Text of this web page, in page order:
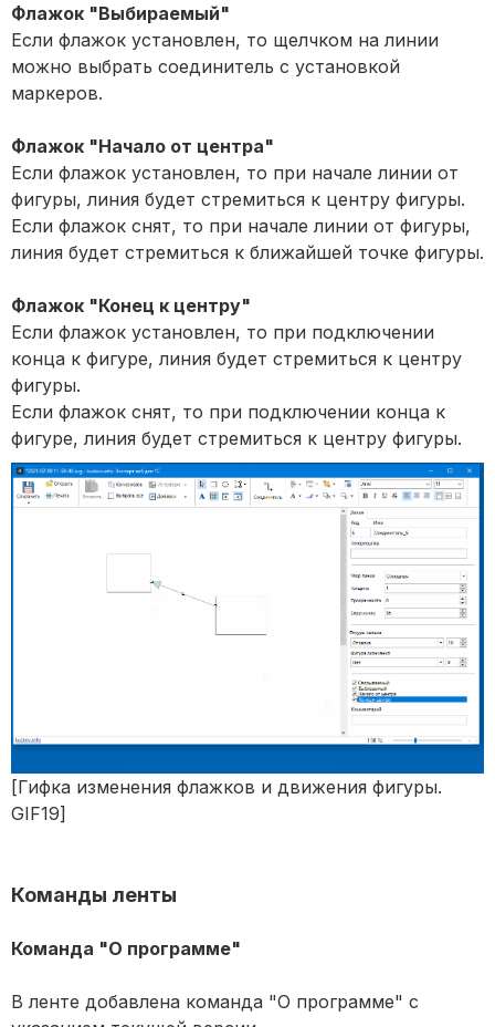
Флажок "Выбираемый"
Если флажок установлен, то щелчком на линии
можно выбрать соединитель с установкой
маркеров.
Флажок "Начало от центра"
Если флажок установлен, то при начале линии от
фигуры, линия будет стремиться к центру фигуры.
Если флажок снят, то при начале линии от фигуры,
линия будет стремиться к ближайшей точке фигуры.
Флажок "Конец к центру"
Если флажок установлен, то при подключении
конца к фигуре, линия будет стремиться к центру
фигуры.
Если флажок снят, то при подключении конца к
фигуре, линия будет стремиться к центру фигуры.
[Гифка изменения флажков и движения фигуры.
GIF19]
Команды ленты
Команда "О программе"
В ленте добавлена команда "О программе" с